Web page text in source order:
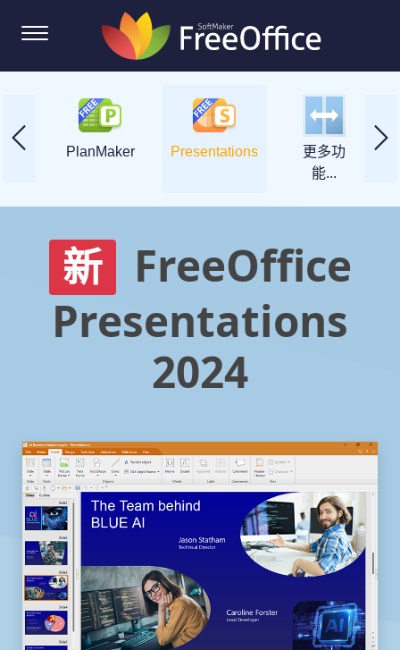
PlanMaker Presentations
更多功
能...
新
FreeOffice
Presentations
2024